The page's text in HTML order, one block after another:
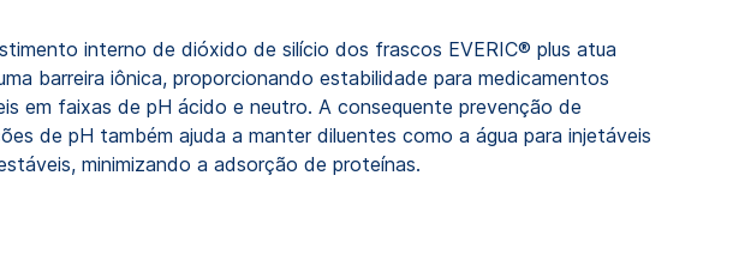
interno de dióxido de silício dos frascos EVERIC® plus atua
barreira iônica, proporcionando estabilidade para medicamentos
em faixas de pH ácido e neutro. A consequente prevenção de
de pH também ajuda a manter diluentes como a água para injetáveis
minimizando a adsorção de proteínas.